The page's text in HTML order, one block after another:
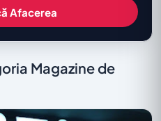
Afacerea
Magazine de